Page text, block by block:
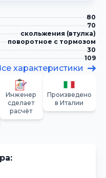
80
70
скольжения (втулка)
поворотное с тормозом
30
109
характеристики
Инженер
сделает
расчёт
Произведено
в Италии